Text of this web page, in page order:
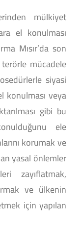
mülkiyet
el konulması
Mısır’da son
mücadele
siyasi
konulması veya
gibi bu
ele
korumak ve
yasal önlemler
zayıflatmak,
ve ülkenin
için yapılan